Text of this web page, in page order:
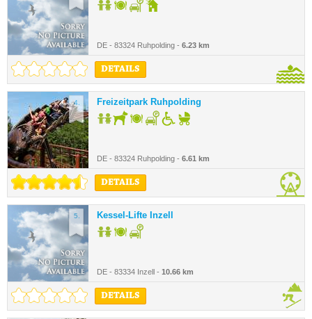
DE - 83324 Ruhpolding - 6.23 km
DETAILS
4. Freizeitpark Ruhpolding
DE - 83324 Ruhpolding - 6.61 km
DETAILS
5. Kessel-Lifte Inzell
DE - 83334 Inzell - 10.66 km
DETAILS